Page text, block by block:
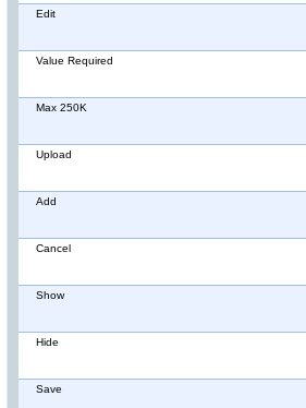
Edit
Value Required
Max 250K
Upload
Add
Cancel
Show
Hide
Save